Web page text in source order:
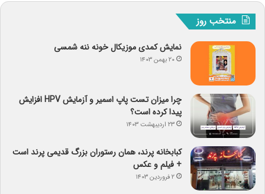
منتخب روز
نمایش کمدی موزیکال خونه ننه شمسی
۲۰ بهمن ۱۴۰۳
چرا میزان تست پاپ اسمیر و آزمایش HPV افزایش
پیدا کرده است؟
۲۳ اردیبهشت ۱۴۰۳
کبابخانه پرند، همان رستوران بزرگ قدیمی پرند است
+ فیلم و عکس
۲ فروردین ۱۴۰۳